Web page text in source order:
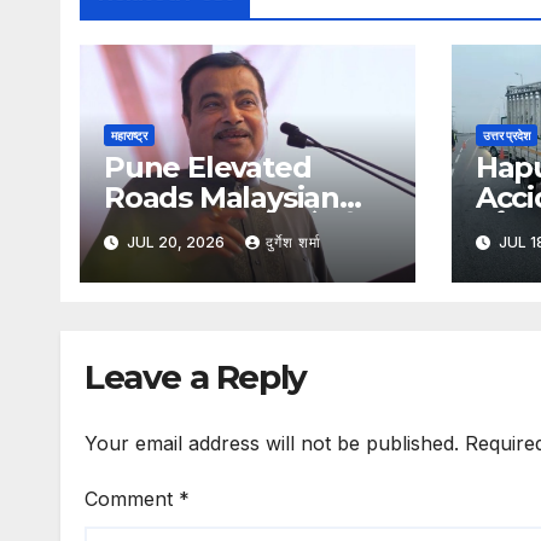
महाराष्ट्र
Pune Elevated
Roads Malaysian
Technology : पुणे की
एलिवेटेड सड़कों में होगी
मलेशियाई तकनीक का
नितिन गडकरी
JUL 20, 2026 दुर्गेश शर्मा
उत्तर प्रदेश
टक्कर
पलटी;
JUL
Leave a Reply
Your email address will not be published.
Comment *